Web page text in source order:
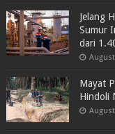
Jelang
Sumur
dari
Mayat
Hindoli